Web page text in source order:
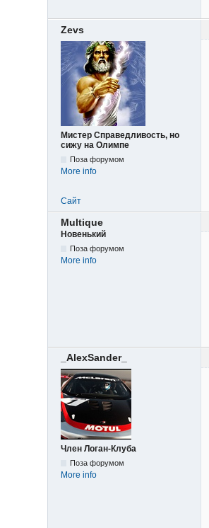
Zevs
Мистер Справедливость, но
сижу на Олимпе
Поза форумом
More info
Сайт
Multique
Новенький
Поза форумом
More info
_AlexSander_
Член Логан-Клуба
Поза форумом
More info